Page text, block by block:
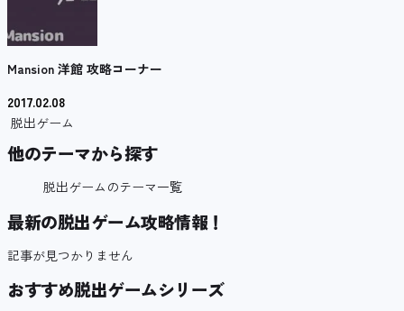
Mansion 洋館 攻略コーナー
2017.02.08
脱出ゲーム
他のテーマから探す
脱出ゲームのテーマ一覧
最新の脱出ゲーム攻略情報！
記事が見つかりません
おすすめ脱出ゲームシリーズ